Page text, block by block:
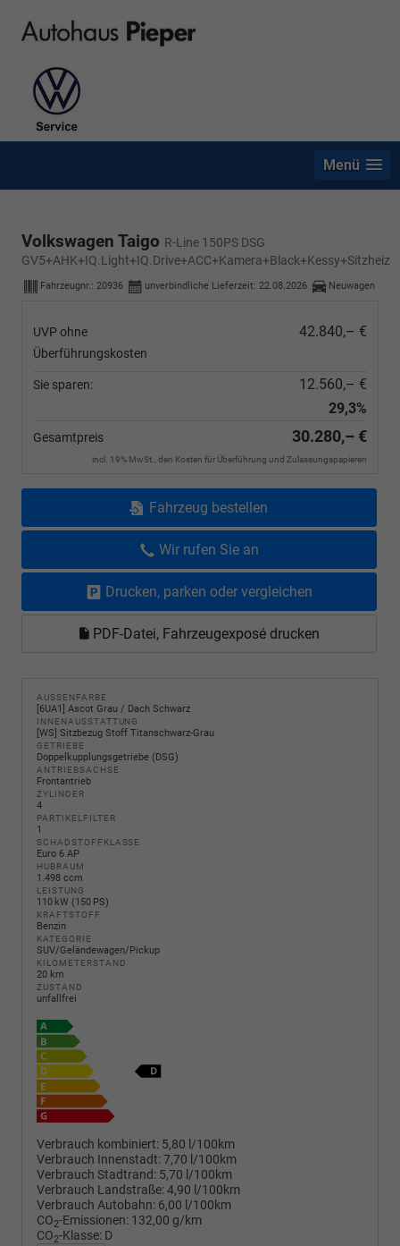
Menü
Volkswagen Taigo R-Line 150PS DSG
GV5+AHK+IQ.Light+IQ.Drive+ACC+Kamera+Black+Kessy+Sitzheiz
Fahrzeugnr.: 20936 unverbindliche Lieferzeit: 22.08.2026 Neuwagen
UVP ohne
Überführungskosten
42.840,– €
Sie sparen:
12.560,– €
29,3%
Gesamtpreis 30.280,– €
incl. 19% MwSt., den Kosten für Überführung und Zulassungspapieren
Fahrzeug bestellen
Wir rufen Sie an
Drucken, parken oder vergleichen
PDF-Datei, Fahrzeugexposé drucken
AUSSENFARBE
[6UA1] Ascot Grau / Dach Schwarz
INNENAUSSTATTUNG
[WS] Sitzbezug Stoff Titanschwarz-Grau
GETRIEBE
Doppelkupplungsgetriebe (DSG)
ANTRIEBSACHSE
Frontantrieb
ZYLINDER
4
PARTIKELFILTER
1
SCHADSTOFFKLASSE
Euro 6 AP
HUBRAUM
1.498 ccm
LEISTUNG
110 kW (150 PS)
KRAFTSTOFF
Benzin
KATEGORIE
SUV/Geländewagen/Pickup
KILOMETERSTAND
20 km
ZUSTAND
unfallfrei
Verbrauch kombiniert: 5,80 l/100km
Verbrauch Innenstadt:7,70 l/100km
Verbrauch Stadtrand: 5,70 l/100km
Verbrauch Landstraße:4,90 l/100km
Verbrauch Autobahn: 6,00 l/100km
CO2-Emissionen: 132,00 g/km
CO2-Klasse: D